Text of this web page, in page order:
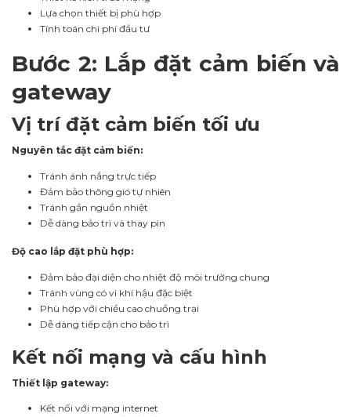
Lựa chọn thiết bị phù hợp
Tính toán chi phí đầu tư
Bước 2: Lắp đặt cảm biến và
gateway
Vị trí đặt cảm biến tối ưu
Nguyên tắc đặt cảm biến:
Tránh ánh nắng trực tiếp
Đảm bảo thông gió tự nhiên
Tránh gần nguồn nhiệt
Dễ dàng bảo trì và thay pin
Độ cao lắp đặt phù hợp:
Đảm bảo đại diện cho nhiệt độ môi trường chung
Tránh vùng có vi khí hậu đặc biệt
Phù hợp với chiều cao chuồng trại
Dễ dàng tiếp cận cho bảo trì
Kết nối mạng và cấu hình
Thiết lập gateway:
Kết nối với mạng internet